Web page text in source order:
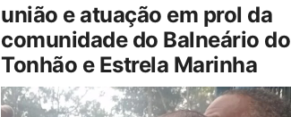
união e atuação em prol da
comunidade do Balneário do
Tonhão e Estrela Marinha